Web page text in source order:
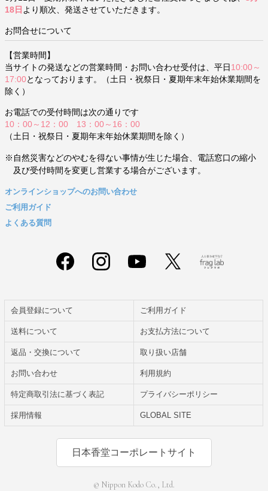
18日 より順次、発送させていただきます。
お問合せについて
【営業時間】
当サイトの発送などの営業時間・お問い合わせ受付は、平日 10:00～
17:00となっております。（土日・祝祭日・夏期年末年始休業期間を
除く）
お電話での受付時間は次の通りです
10：00～12：00 13：00～16：00
（土日・祝祭日・夏期年末年始休業期間を除く）
※自然災害などのやむを得ない事情が生じた場合、電話窓口の縮小
及び受付時間を変更し営業する場合がございます。
オンラインショップへのお問い合わせ
ご利用ガイド
よくある質問
会員登録について ご利用ガイド
送料について お支払方法について
返品・交換について 取り扱い店舗
お問い合わせ 利用規約
特定商取引法に基づく表記 プライバシーポリシー
採用情報 GLOBAL SITE
日本香堂コーポレートサイト
© Nippon Kodo Co., Ltd.